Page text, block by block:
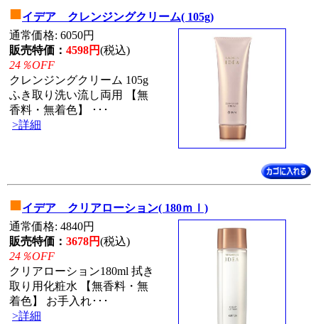
■イデア クレンジングクリーム( 105g)
通常価格: 6050円
販売特価： 4598円(税込)
24％OFF
クレンジングクリーム 105g
ふき取り洗い流し両用 【無
香料・無着色】 ･･･
>詳細
■イデア クリアローション( 180ｍｌ)
通常価格: 4840円
販売特価： 3678円(税込)
24％OFF
クリアローション180ml 拭き
取り用化粧水 【無香料・無
着色】 お手入れ･･･
>詳細